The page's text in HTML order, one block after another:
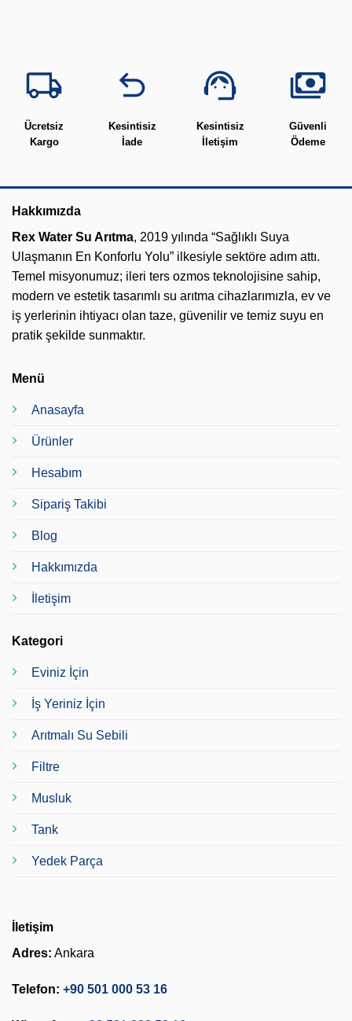
Ücretsiz
Kargo
Kesintisiz
İade
Kesintisiz
İletişim
Güvenli
Ödeme
Hakkımızda
Rex Water Su Arıtma, 2019 yılında “Sağlıklı Suya
Ulaşmanın En Konforlu Yolu” ilkesiyle sektöre adım attı.
Temel misyonumuz; ileri ters ozmos teknolojisine sahip,
modern ve estetik tasarımlı su arıtma cihazlarımızla, ev ve
iş yerlerinin ihtiyacı olan taze, güvenilir ve temiz suyu en
pratik şekilde sunmaktır.
Menü
Anasayfa
Ürünler
Hesabım
Sipariş Takibi
Blog
Hakkımızda
İletişim
Kategori
Eviniz İçin
İş Yeriniz İçin
Arıtmalı Su Sebili
Filtre
Musluk
Tank
Yedek Parça
İletişim
Adres: Ankara
Telefon: +90 501 000 53 16